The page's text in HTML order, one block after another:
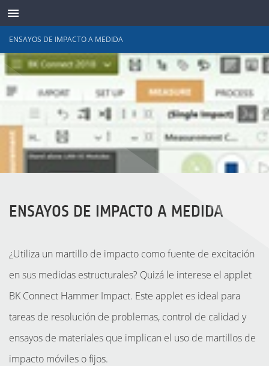
TRANSDUCTORES
ENSAYOS DE IMPACTO A MEDIDA
ENSAYOS DE IMPACTO A MEDIDA
¿Utiliza un martillo de impacto como fuente de excitación
en sus medidas estructurales? Quizá le interese el applet
BK Connect Hammer Impact. Este applet es ideal para
tareas de resolución de problemas, control de calidad y
ensayos de materiales que implican el uso de martillos de
impacto móviles o fijos.